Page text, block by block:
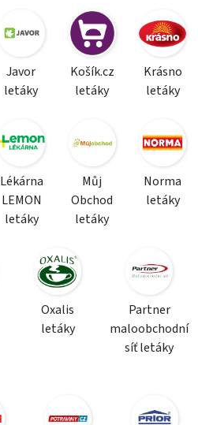
Javor
letáky
Košík.cz
letáky
Krásno
letáky
Lékárna
LEMON
letáky
Můj
Obchod
letáky
Norma
letáky
Oxalis
letáky
Partner
maloobchodní
síť letáky